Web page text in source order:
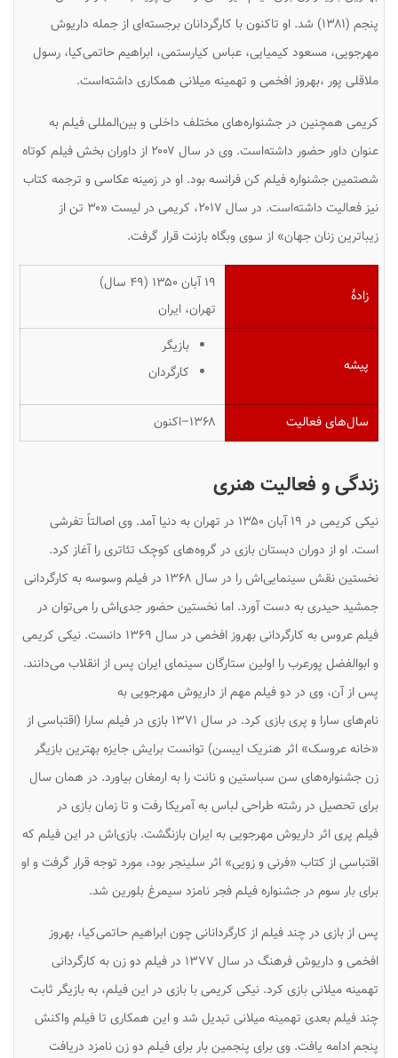
پنجم
(۱۳۸۱) شد. او تاکنون با کارگردانان برجسته‌ای از جمله داریوش
مهرجویی، مسعود کیمیایی، عباس کیارستمی، ابراهیم حاتمی‌کیا، رسول
ملاقلی پور ،بهروز افخمی و تهمینه میلانی همکاری داشته‌است.
کریمی همچنین در جشنواره‌های مختلف داخلی و بین‌المللی فیلم به
عنوان داور حضور داشته‌است. وی در سال ۲۰۰۷ از داوران بخش فیلم کوتاه
شصتمین جشنواره فیلم کن فرانسه بود. او در زمینه عکاسی و ترجمه کتاب
نیز فعالیت داشته‌است. در سال ۲۰۱۷، کریمی در لیست «۳۰ تن از
زیباترین زنان جهان» از سوی وبگاه بازنت قرار گرفت.
زادهٔ
۱۹ آبان ۱۳۵۰ ‏(۴۹ سال)
تهران، ایران
پیشه
بازیگر
کارگردان
سال‌های فعالیت ۱۳۶۸–اکنون
زندگی و فعالیت هنری
نیکی کریمی در ۱۹ آبان ۱۳۵۰ در تهران به دنیا آمد. وی اصالتاً تفرشی
است. او از دوران دبستان بازی در گروه‌های کوچک تئاتری را آغاز کرد.
نخستین نقش سینمایی‌اش را در سال ۱۳۶۸ در فیلم
وسوسهبه کارگردانی
جمشید حیدری به دست آورد. اما نخستین حضور جدی‌اش را می‌توان در
فیلمعروس
به کارگردانی بهروز افخمی در سال ۱۳۶۹ دانست. نیکی کریمی
و ابوالفضل پورعرب را اولین ستارگان سینمای ایران پس از انقلاب می‌دانند.
پس از آن، وی در دو فیلم مهم از داریوش مهرجویی به
نام‌های سارا و پریبازی کرد. در سال ۱۳۷۱ بازی در فیلم سارا (اقتباسی از
«خانه عروسک» اثر هنریک ایبسن) توانست برایش جایزه بهترین بازیگر
زن جشنواره‌های سن سباستین و نانت را به ارمغان بیاورد. در همان سال
برای تحصیل در رشته طراحی لباس به آمریکا رفت و تا زمان بازی در
فیلم پریاثر داریوش مهرجویی به ایران بازنگشت. بازی‌اش در این فیلم که
اقتباسی از کتاب «فرنی و زویی» اثر سلینجر بود، مورد توجه قرار گرفت و او
برای بار سوم در جشنواره فیلم فجر نامزد سیمرغ بلورین شد.
پس از بازی در چند فیلم از کارگردانانی چون ابراهیم حاتمی‌کیا، بهروز
افخمی و داریوش فرهنگ در سال ۱۳۷۷ در فیلم
دو زنبه کارگردانی
تهمینه میلانی بازی کرد. نیکی کریمی با بازی در این فیلم، به بازیگر ثابت
چند فیلم بعدی تهمینه میلانی تبدیل شد و این همکاری تا فیلمواکنش
پنجمادامه یافت. وی برای پنجمین بار برای فیلم دو زننامزد دریافت